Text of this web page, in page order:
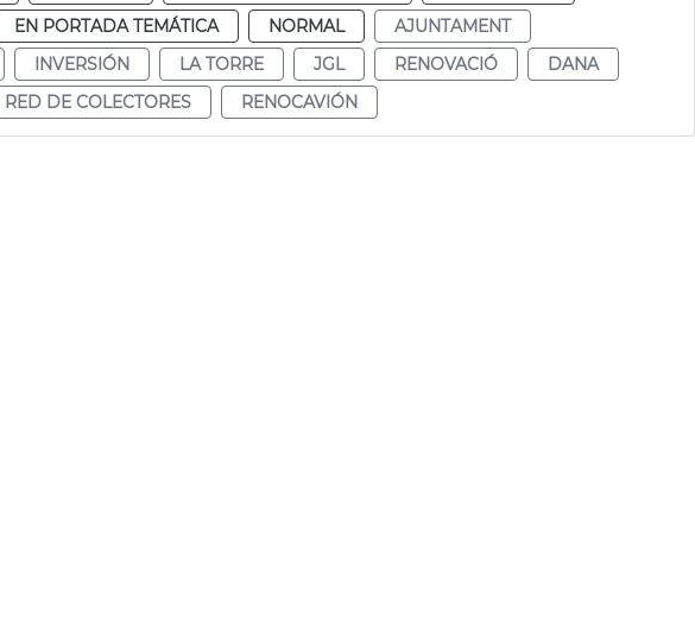
EN PORTADA TEMÁTICA NORMAL
AJUNTAMENT
INVERSIÓN LA TORRE JGL RENOVACIÓ
DANA
RED DE COLECTORES RENOCAVIÓN